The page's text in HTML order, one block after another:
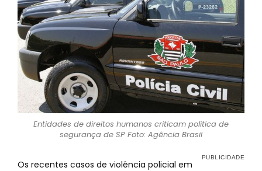
Entidades de direitos humanos criticam política de
segurança de SP Foto: Agência Brasil
Os recentes casos de violência policial em